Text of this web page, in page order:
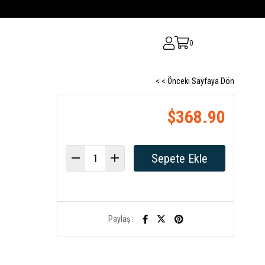
0
< < Önceki Sayfaya Dön
$368.90
Paylaş :